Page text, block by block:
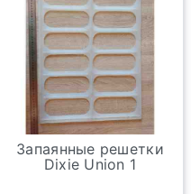
Запаянные решетки
Dixie Union 1